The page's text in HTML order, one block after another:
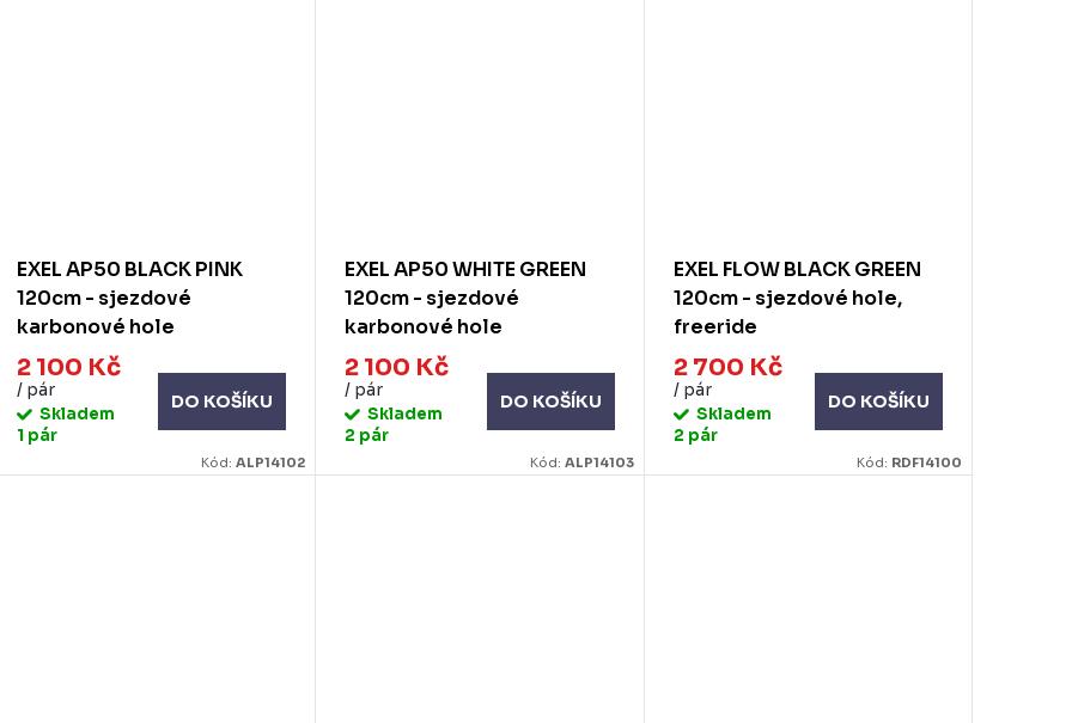
EXEL AP50 BLACK PINK
120cm - sjezdové
karbonové hole
2 100 Kč
/ pár
Skladem
1 pár
DO KOŠÍKU
Kód:ALP14102
EXEL AP50 WHITE GREEN
120cm - sjezdové
karbonové hole
2 100 Kč
/ pár
Skladem
2 pár
DO KOŠÍKU
Kód: ALP14103
EXEL FLOW BLACK GREEN
120cm - sjezdové hole,
freeride
2 700 Kč
/ pár
Skladem
2 pár
DO KOŠÍKU
Kód: RDF14100